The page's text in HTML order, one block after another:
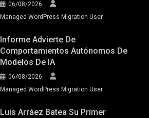
06/08/2026
Managed WordPress Migration User
Informe Advierte De
Comportamientos Autónomos De
Modelos De IA
06/08/2026
Managed WordPress Migration User
Luis Arráez Batea Su Primer